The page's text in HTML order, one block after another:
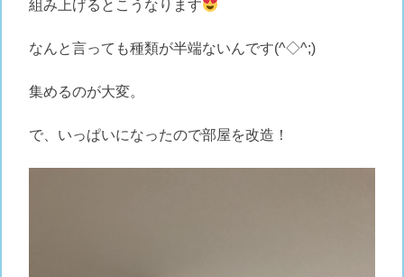
組み上げるとこうなります
なんと言っても種類が半端ないんです(^◇^;)
集めるのが大変。
で、いっぱいになったので部屋を改造！